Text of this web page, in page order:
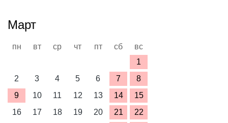
Март
пн вт ср чт пт сб
вс
1
2
3 4 5 6 7
8
9
10 11 12 13 14
15
16
17 18 19 20 21
22